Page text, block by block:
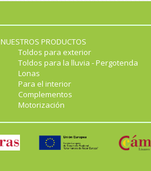
NUESTROS PRODUCTOS
Toldos para exterior
Toldos para la lluvia - Pergotenda
Lonas
Para el interior
Complementos
Motorización